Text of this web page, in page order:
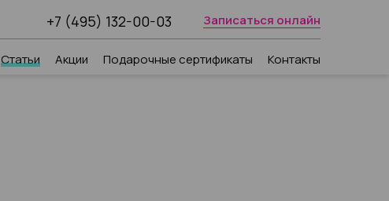
+7 (495) 132-00-03 Записаться онлайн
Статьи Акции Подарочные сертификаты Контакты